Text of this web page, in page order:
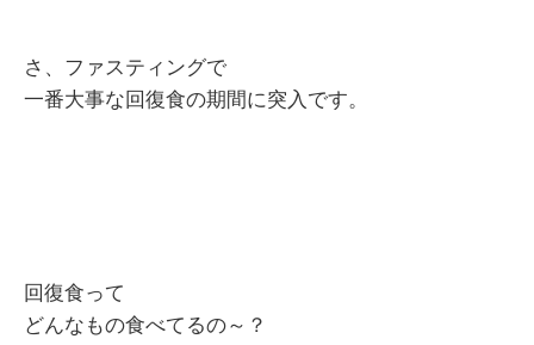
さ、ファスティングで
一番大事な回復食の期間に突入です。
回復食って
どんなもの食べてるの～？